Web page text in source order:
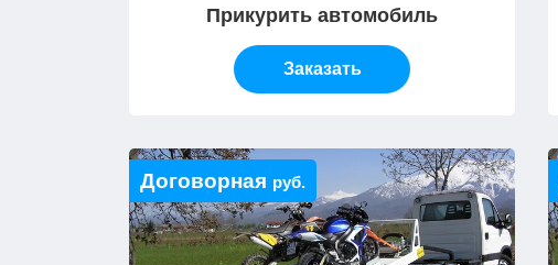
Прикурить автомобиль
Заказать
Договорная руб.